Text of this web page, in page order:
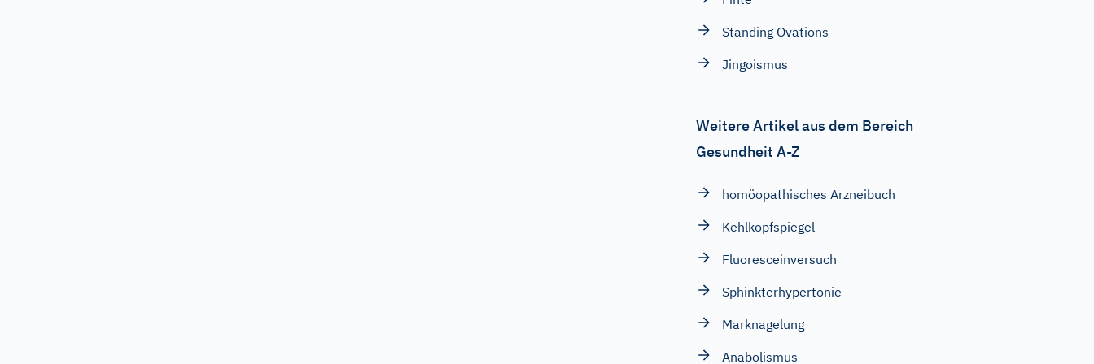
Standing Ovations
Jingoismus
Weitere Artikel aus dem Bereich
Gesundheit A-Z
homöopathisches Arzneibuch
Kehlkopfspiegel
Fluoresceinversuch
Sphinkterhypertonie
Marknagelung
Anabolismus